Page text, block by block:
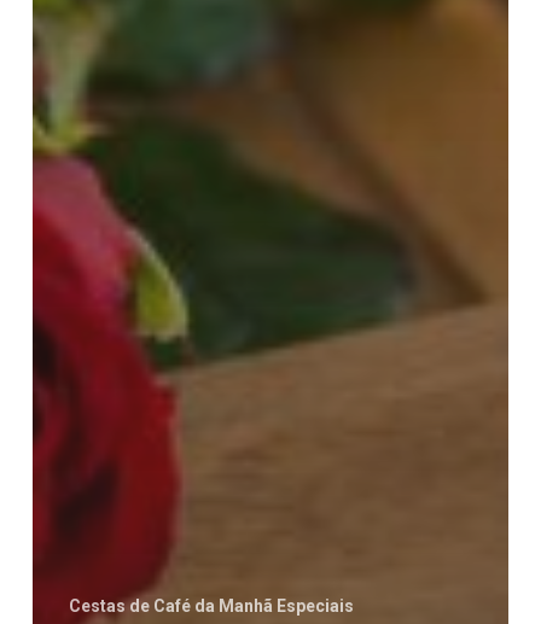
Cestas de Café da Manhã Especiais